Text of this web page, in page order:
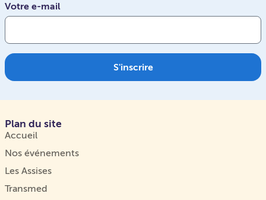
Votre e-mail
S'inscrire
Plan du site
Accueil
Nos événements
Les Assises
Transmed